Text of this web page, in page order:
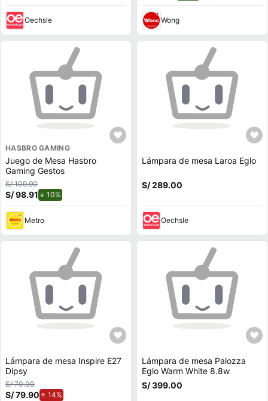
Oechsle Wong
HASBRO GAMING
Juego de Mesa Hasbro
Gaming Gestos
S/ 109.90
S/ 98.91 10%
Metro
Lámpara de mesa Laroa Eglo
S/ 289.00
Oechsle
Lámpara de mesa Inspire E27
Dipsy
S/ 70.00
S/ 79.90 14%
Lámpara de mesa Palozza
Eglo Warm White 8.8w
S/ 399.00